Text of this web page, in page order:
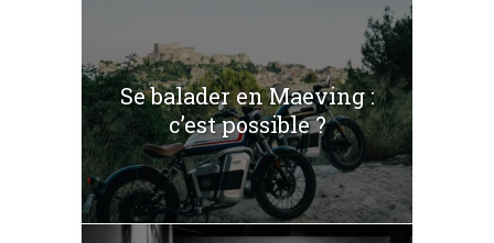
Se balader en Maeving :
c’est possible ?